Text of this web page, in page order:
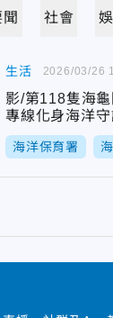
聞 社會
生活
影/第118隻海
專線化身海洋
海洋保育署
2026/03/26